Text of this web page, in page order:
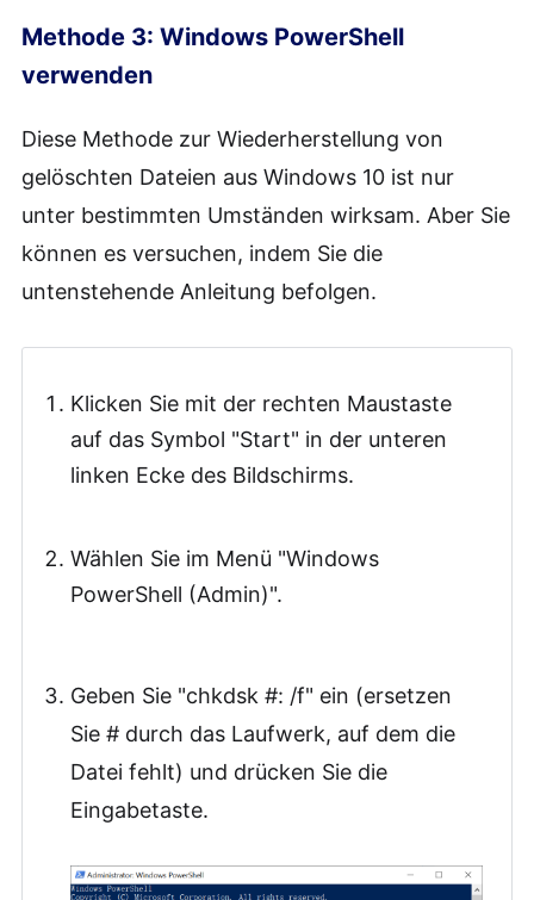
Methode 3: Windows PowerShell
verwenden
Diese Methode zur Wiederherstellung von
gelöschten Dateien aus Windows 10 ist nur
unter bestimmten Umständen wirksam. Aber Sie
können es versuchen, indem Sie die
untenstehende Anleitung befolgen.
Klicken Sie mit der rechten Maustaste
auf das Symbol "Start" in der unteren
linken Ecke des Bildschirms.
Wählen Sie im Menü "Windows
PowerShell (Admin)".
Geben Sie "chkdsk #: /f" ein (ersetzen
Sie # durch das Laufwerk, auf dem die
Datei fehlt) und drücken Sie die
Eingabetaste.